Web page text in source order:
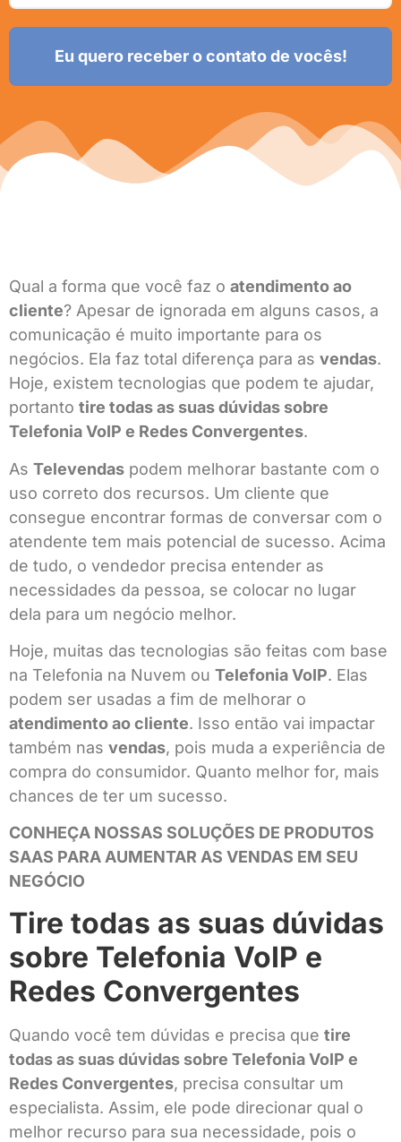
Eu quero receber o contato de vocês!
Qual a forma que você faz o atendimento ao
cliente? Apesar de ignorada em alguns casos, a
comunicação é muito importante para os
negócios. Ela faz total diferença para as vendas.
Hoje, existem tecnologias que podem te ajudar,
portanto tire todas as suas dúvidas sobre
Telefonia VoIP e Redes Convergentes.
As Televendas podem melhorar bastante com o
uso correto dos recursos. Um cliente que
consegue encontrar formas de conversar com o
atendente tem mais potencial de sucesso. Acima
de tudo, o vendedor precisa entender as
necessidades da pessoa, se colocar no lugar
dela para um negócio melhor.
Hoje, muitas das tecnologias são feitas com base
na Telefonia na Nuvem ou Telefonia VoIP. Elas
podem ser usadas a fim de melhorar o
atendimento ao cliente. Isso então vai impactar
também nas vendas, pois muda a experiência de
compra do consumidor. Quanto melhor for, mais
chances de ter um sucesso.
CONHEÇA NOSSAS SOLUÇÕES DE PRODUTOS
SAAS PARA AUMENTAR AS VENDAS EM SEU
NEGÓCIO
Tire todas as suas dúvidas
sobre Telefonia VoIP e
Redes Convergentes
Quando você tem dúvidas e precisa que tire
todas as suas dúvidas sobre Telefonia VoIP e
Redes Convergentes, precisa consultar um
especialista. Assim, ele pode direcionar qual o
melhor recurso para sua necessidade, pois o